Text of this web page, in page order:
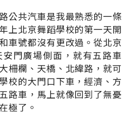
公共汽車是我最熟悉的一條
上北京舞蹈學校的第一天開
車號都沒有更改過。從北京
門廣場側面，就有五路車
柵欄、天橋、北緯路，就可
校的大門口下車，經濟、方
路車，馬上就像回到了無憂
極了。